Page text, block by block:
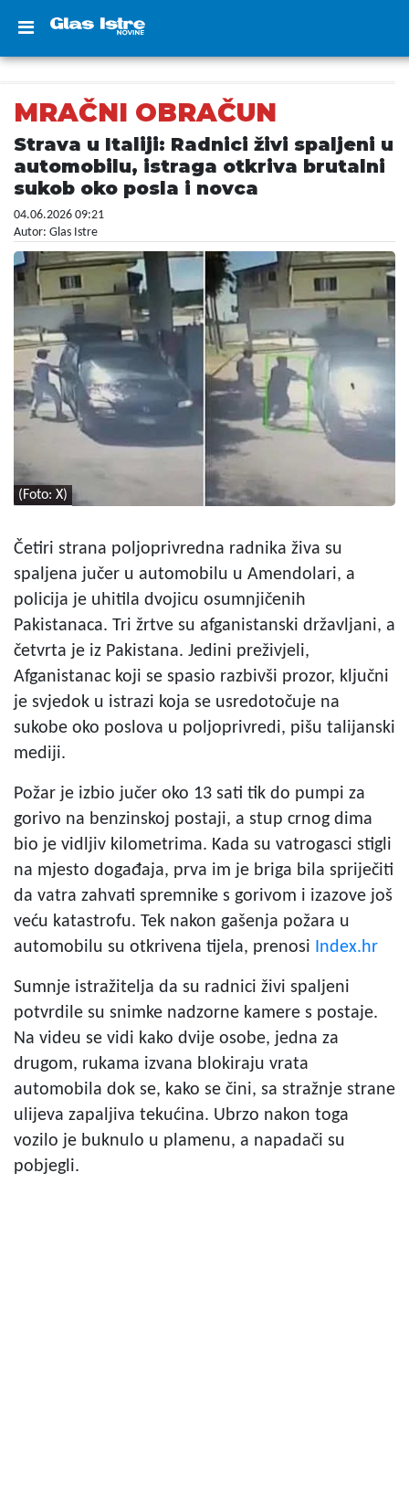
MRAČNI OBRAČUN
Strava u Italiji: Radnici živi spaljeni u
automobilu, istraga otkriva brutalni
sukob oko posla i novca
04.06.2026 09:21
Autor: Glas Istre
(Foto: X)
Četiri strana poljoprivredna radnika živa su
spaljena jučer u automobilu u Amendolari, a
policija je uhitila dvojicu osumnjičenih
Pakistanaca. Tri žrtve su afganistanski državljani, a
četvrta je iz Pakistana. Jedini preživjeli,
Afganistanac koji se spasio razbivši prozor, ključni
je svjedok u istrazi koja se usredotočuje na
sukobe oko poslova u poljoprivredi, pišu talijanski
mediji.
Požar je izbio jučer oko 13 sati tik do pumpi za
gorivo na benzinskoj postaji, a stup crnog dima
bio je vidljiv kilometrima. Kada su vatrogasci stigli
na mjesto događaja, prva im je briga bila spriječiti
da vatra zahvati spremnike s gorivom i izazove još
veću katastrofu. Tek nakon gašenja požara u
automobilu su otkrivena tijela, prenosi Index.hr
Sumnje istražitelja da su radnici živi spaljeni
potvrdile su snimke nadzorne kamere s postaje.
Na videu se vidi kako dvije osobe, jedna za
drugom, rukama izvana blokiraju vrata
automobila dok se, kako se čini, sa stražnje strane
ulijeva zapaljiva tekućina. Ubrzo nakon toga
vozilo je buknulo u plamenu, a napadači su
pobjegli.